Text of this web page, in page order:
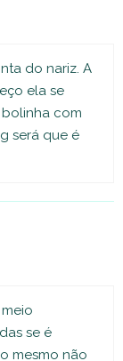
do nariz. A
ela se
com
será que é
se é
mesmo não